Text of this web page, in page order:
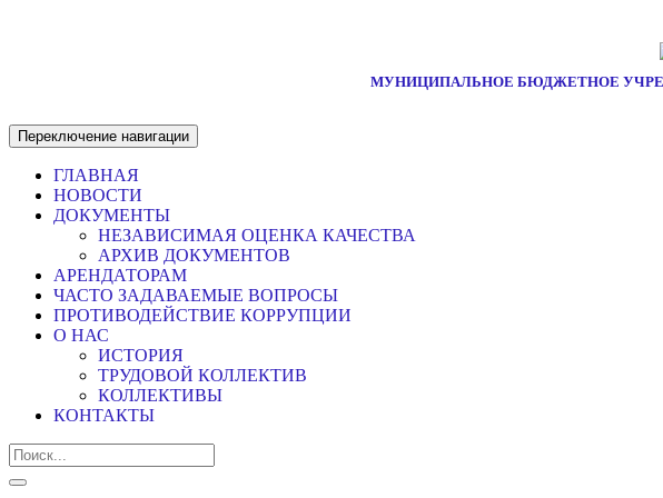
МУНИЦИПАЛЬНОЕ БЮДЖЕТНОЕ
Переключение навигации
ГЛАВНАЯ
НОВОСТИ
ДОКУМЕНТЫ
НЕЗАВИСИМАЯ ОЦЕНКА КАЧЕСТВА
АРХИВ ДОКУМЕНТОВ
АРЕНДАТОРАМ
ЧАСТО ЗАДАВАЕМЫЕ ВОПРОСЫ
ПРОТИВОДЕЙСТВИЕ КОРРУПЦИИ
О НАС
ИСТОРИЯ
ТРУДОВОЙ КОЛЛЕКТИВ
КОЛЛЕКТИВЫ
КОНТАКТЫ